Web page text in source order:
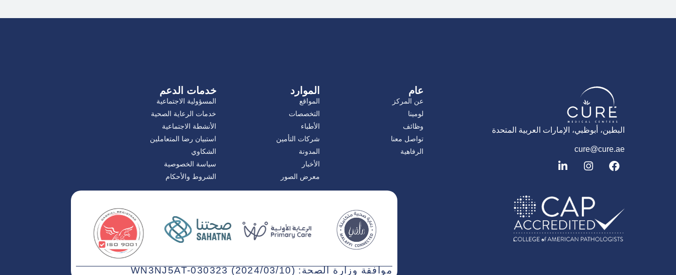
البطين، أبوظبي، الإمارات العربية المتحدة
cure@cure.ae
ف
ي
ا
ن
غ
ر
ا
م
ل
ي
د
إ
ن
عام
عن المركز
لومينا
وظائف
تواصل معنا
الرفاهية
الموارد
المواقع
التخصصات
الأطباء
شركات التأمين
المدونة
الأخبار
معرض الصور
خدمات الدعم
المسؤولية الاجتماعية
خدمات الرعاية الصحية
الأنشطة الاجتماعية
استبيان رضا المتعاملين
الشكاوي
سياسة الخصوصية
الشروط والأحكام
موافقة وزارة الصحة: WN3NJ5AT-030323 (2024/03/10)